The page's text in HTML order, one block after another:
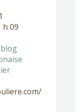
h 09
blog